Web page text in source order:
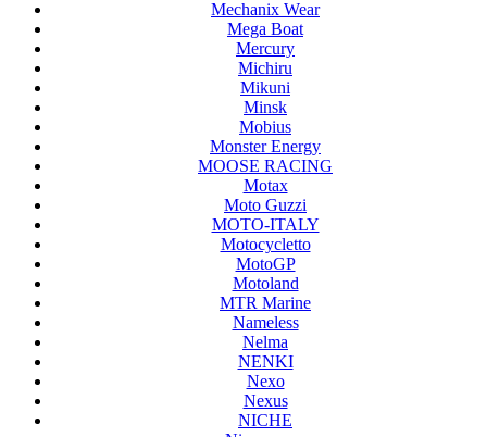
Mechanix Wear
Mega Boat
Mercury
Michiru
Mikuni
Minsk
Mobius
Monster Energy
MOOSE RACING
Motax
Moto Guzzi
MOTO-ITALY
Motocycletto
MotoGP
Motoland
MTR Marine
Nameless
Nelma
NENKI
Nexo
Nexus
NICHE